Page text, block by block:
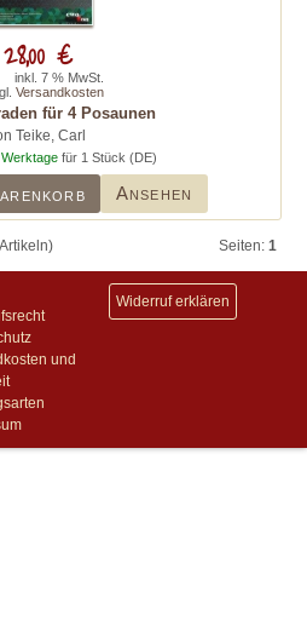
für 4 Posaunen
Teike, Carl
für 1 Stück (DE)
Ansehen
28,00 €
inkl. 7 % MwSt.
Versandkosten
Artikeln) Seiten: 1
und
Widerruf erklären